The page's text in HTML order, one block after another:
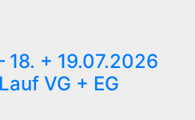
18. + 19.07.2026
VG + EG